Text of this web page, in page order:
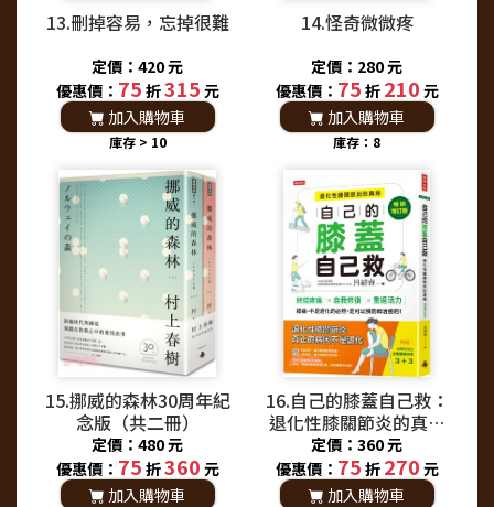
13.刪掉容易，忘掉很難
定價：420 元
優惠價： 75 折315 元
加入購物車
庫存 > 10
14.怪奇微微疼
定價：280 元
優惠價： 75 折 210 元
加入購物車
庫存：8
15.挪威的森林30周年紀
念版（共二冊）
定價：480 元
優惠價： 75 折360 元
加入購物車
16.自己的膝蓋自己救：
退化性膝關節炎的真相
【暢銷增訂版】
定價：360 元
優惠價： 75 折 270 元
加入購物車